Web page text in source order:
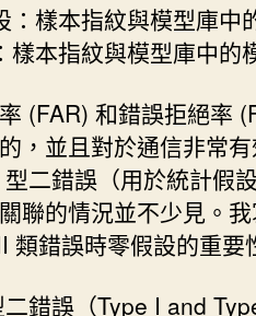
：樣本指紋與模型庫中
樣本指紋與模型庫中的
(FAR) 和錯誤拒絕率
，並且對於通信非常
二錯誤（用於統計假
聯的情況並不少見。
類錯誤時零假設的重要
錯誤（Type I and